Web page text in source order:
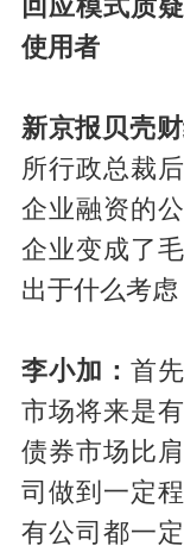
回应模式质
使用者
新京报贝壳财
所行政总裁
企业融资的
企业变成了
出于什么考虑
李小加： 首
市场将来是
债券市场比
司做到一定
有公司都一